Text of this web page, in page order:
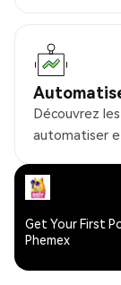
Découvrez
automatiser
Get Your First
Phemex